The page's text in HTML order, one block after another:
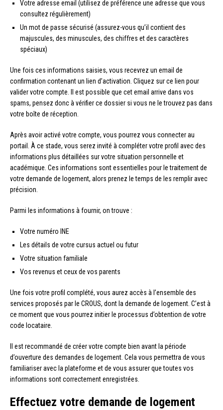
Votre adresse email (utilisez de préférence une adresse que vous
consultez régulièrement)
Un mot de passe sécurisé (assurez-vous qu’il contient des
majuscules, des minuscules, des chiffres et des caractères
spéciaux)
Une fois ces informations saisies, vous recevrez un email de
confirmation contenant un lien d’activation. Cliquez sur ce lien pour
valider votre compte. Il est possible que cet email arrive dans vos
spams, pensez donc à vérifier ce dossier si vous ne le trouvez pas dans
votre boîte de réception.
Après avoir activé votre compte, vous pourrez vous connecter au
portail. À ce stade, vous serez invité à compléter votre profil avec des
informations plus détaillées sur votre situation personnelle et
académique. Ces informations sont essentielles pour le traitement de
votre demande de logement, alors prenez le temps de les remplir avec
précision.
Parmi les informations à fournir, on trouve :
Votre numéro INE
Les détails de votre cursus actuel ou futur
Votre situation familiale
Vos revenus et ceux de vos parents
Une fois votre profil complété, vous aurez accès à l’ensemble des
services proposés par le CROUS, dont la demande de logement. C’est à
ce moment que vous pourrez initier le processus d’obtention de votre
code locataire.
Il est recommandé de créer votre compte bien avant la période
d’ouverture des demandes de logement. Cela vous permettra de vous
familiariser avec la plateforme et de vous assurer que toutes vos
informations sont correctement enregistrées.
Effectuez votre demande de logement